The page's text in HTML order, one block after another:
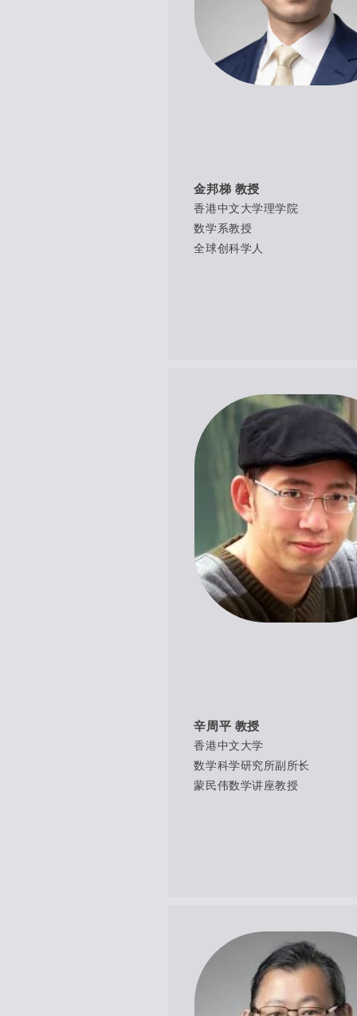
金邦梯 教授
香港中文大学理学院
数学系教授
全球创科学人
辛周平 教授
香港中文大学
数学科学研究所副所长
蒙民伟数学讲座教授